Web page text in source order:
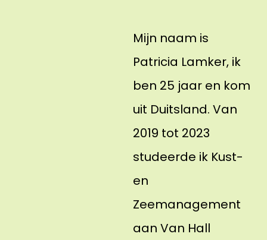
Mijn naam is
Patricia Lamker, ik
ben 25 jaar en kom
uit Duitsland. Van
2019 tot 2023
studeerde ik Kust-
en
Zeemanagement
aan Van Hall